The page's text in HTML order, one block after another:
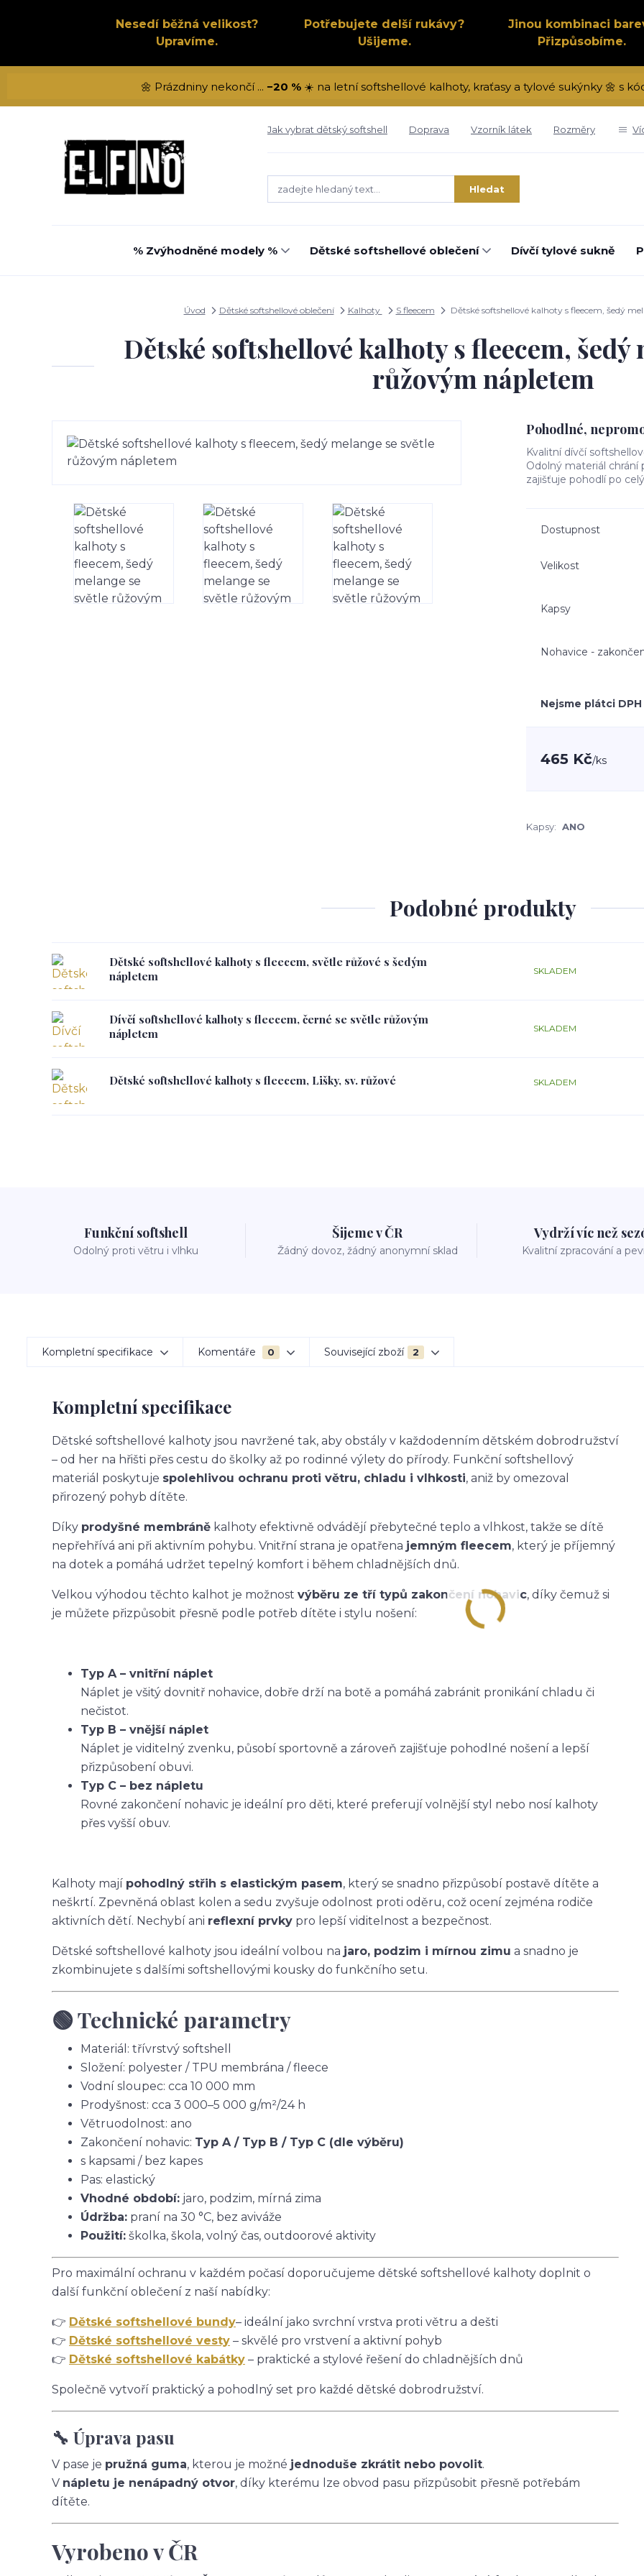
Nesedí běžná velikost?
Upravíme.
Potřebujete delší rukávy?
Ušijeme.
Jinou kombinaci
Přizpůsobíme.
🌼 Prázdniny nekončí ... −20 %☀️ na letní softshellové kalhoty, kraťasy a tylové sukýnky 🌼 s
Jak vybrat dětský softshell Doprava Vzorník látek Rozměry
Hledat
% Zvýhodněné modely % Dětské softshellové oblečení Dívčí tylové sukně
Úvod Dětské softshellové oblečení Kalhoty S fleecem Dětské softshellové kalhoty s fleecem, šedý
Dětské softshellové kalhoty s fleecem, šedý
růžovým nápletem
Pohodlné,
Kvalitní dívčí
Odolný materiál
zajišťuje pohodlí po
Dostupnost
Velikost
Kapsy
Nohavice -
Nejsme plátci DPH
465 Kč/ks
Kapsy: ANO
Podobné produkty
Dětské softshellové kalhoty s fleecem, světle růžové s šedým
nápletem
SKLADEM
Dívčí softshellové kalhoty s fleecem, černé se světle růžovým
nápletem
SKLADEM
Dětské softshellové kalhoty s fleecem, Lišky, sv. růžové SKLADEM
Funkční softshell
Odolný proti větru i vlhku
Šijeme v ČR
Žádný dovoz, žádný anonymní sklad
Vydrží víc než
Kvalitní zpracování a
Kompletní specifikace Komentáře 0 Související zboží 2
Kompletní specifikace
Dětské softshellové kalhoty jsou navržené tak, aby obstály v každodenním dětském dobrodružství
– od her na hřišti přes cestu do školky až po rodinné výlety do přírody. Funkční softshellový
materiál poskytuje spolehlivou ochranu proti větru, chladu i vlhkosti, aniž by omezoval
přirozený pohyb dítěte.
Díky prodyšné membráně kalhoty efektivně odvádějí přebytečné teplo a vlhkost, takže se dítě
nepřehřívá ani při aktivním pohybu. Vnitřní strana je opatřena jemným fleecem, který je příjemný
na dotek a pomáhá udržet tepelný komfort i během chladnějších dnů.
Velkou výhodou těchto kalhot je možnost výběru ze tří typů zakončení nohavic, díky čemuž si
je můžete přizpůsobit přesně podle potřeb dítěte i stylu nošení:
Typ A – vnitřní náplet
Náplet je všitý dovnitř nohavice, dobře drží na botě a pomáhá zabránit pronikání chladu či
nečistot.
Typ B – vnější náplet
Náplet je viditelný zvenku, působí sportovně a zároveň zajišťuje pohodlné nošení a lepší
přizpůsobení obuvi.
Typ C – bez nápletu
Rovné zakončení nohavic je ideální pro děti, které preferují volnější styl nebo nosí kalhoty
přes vyšší obuv.
Kalhoty mají pohodlný střih s elastickým pasem, který se snadno přizpůsobí postavě dítěte a
neškrtí. Zpevněná oblast kolen a sedu zvyšuje odolnost proti oděru, což ocení zejména rodiče
aktivních dětí. Nechybí ani reflexní prvky pro lepší viditelnost a bezpečnost.
Dětské softshellové kalhoty jsou ideální volbou na jaro, podzim i mírnou zimu a snadno je
zkombinujete s dalšími softshellovými kousky do funkčního setu.
🟢 Technické parametry
Materiál: třívrstvý softshell
Složení: polyester / TPU membrána / fleece
Vodní sloupec: cca 10 000 mm
Prodyšnost: cca 3 000–5 000 g/m²/24 h
Větruodolnost: ano
Zakončení nohavic: Typ A / Typ B / Typ C (dle výběru)
s kapsami / bez kapes
Pas: elastický
Vhodné období: jaro, podzim, mírná zima
Údržba: praní na 30 °C, bez aviváže
Použití: školka, škola, volný čas, outdoorové aktivity
Pro maximální ochranu v každém počasí doporučujeme dětské softshellové kalhoty doplnit o
další funkční oblečení z naší nabídky:
👉 Dětské softshellové bundy– ideální jako svrchní vrstva proti větru a dešti
👉 Dětské softshellové vesty – skvělé pro vrstvení a aktivní pohyb
👉 Dětské softshellové kabátky – praktické a stylové řešení do chladnějších dnů
Společně vytvoří praktický a pohodlný set pro každé dětské dobrodružství.
🔧 Úprava pasu
V pase je pružná guma, kterou je možné jednoduše zkrátit nebo povolit.
V nápletu je nenápadný otvor, díky kterému lze obvod pasu přizpůsobit přesně potřebám
dítěte.
Vyrobeno v ČR